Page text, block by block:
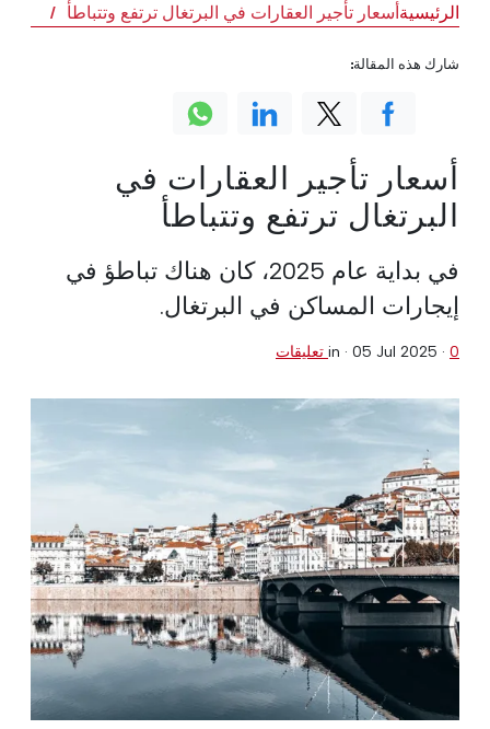
الرئيسيةأسعار تأجير العقارات في البرتغال ترتفع وتتباطأ
أسعار تأجير العقارات في
البرتغال ترتفع وتتباطأ
في بداية عام 2025، كان هناك تباطؤ في
إيجارات المساكن في البرتغال.
in · 05 Jul 2025 · 0 تعليقات
شارك هذه المقالة: